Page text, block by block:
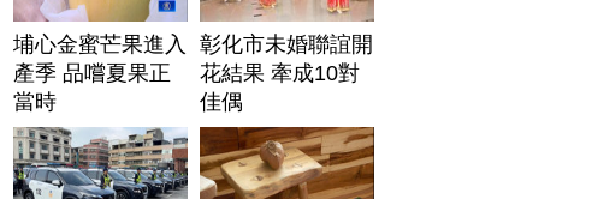
埔心金蜜芒果進入
產季 品嚐夏果正
當時
彰化市未婚聯誼開
花結果 牽成10對
佳偶